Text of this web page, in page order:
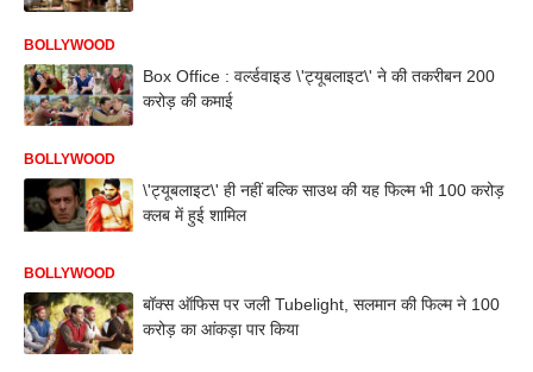
BOLLYWOOD
Box Office : वर्ल्डवाइड \'ट्यूबलाइट\' ने की तकरीबन 200
करोड़ की कमाई
BOLLYWOOD
\'ट्यूबलाइट\' ही नहीं बल्कि साउथ की यह फिल्म भी 100 करोड़
क्लब में हुई शामिल
BOLLYWOOD
बॉक्स ऑफिस पर जली Tubelight, सलमान की फिल्म ने 100
करोड़ का आंकड़ा पार किया